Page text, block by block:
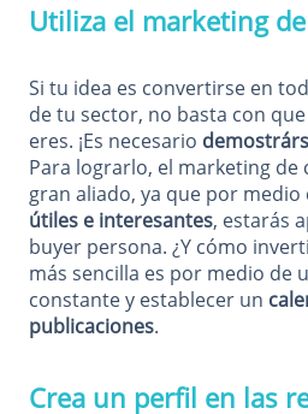
Utiliza el marketing
Si tu idea es convertirse en
de tu sector, no basta con
eres. ¡Es necesario
Para lograrlo, el marketing de
gran aliado, ya que por medio
útiles e interesantes, estarás
buyer persona. ¿Y cómo
más sencilla es por medio de
constante y establecer un
publicaciones.
Crea un perfil en las